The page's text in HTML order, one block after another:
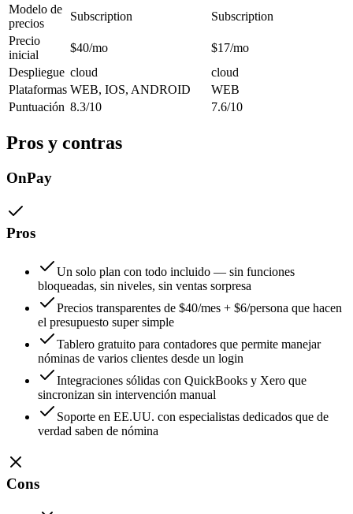
Modelo de
precios
Subscription
Subscription
Precio
inicial
$40/mo
$17/mo
Despliegue cloud
cloud
Plataformas WEB, IOS, ANDROID
WEB
Puntuación 8.3/10 7.6/10
Pros y contras
OnPay
Pros
Un solo plan con todo incluido — sin funciones
bloqueadas, sin niveles, sin ventas sorpresa
Precios transparentes de $40/mes + $6/persona que hacen
el presupuesto super simple
Tablero gratuito para contadores que permite manejar
nóminas de varios clientes desde un login
Integraciones sólidas con QuickBooks y Xero que
sincronizan sin intervención manual
Soporte en EE.UU. con especialistas dedicados que de
verdad saben de nómina
Cons